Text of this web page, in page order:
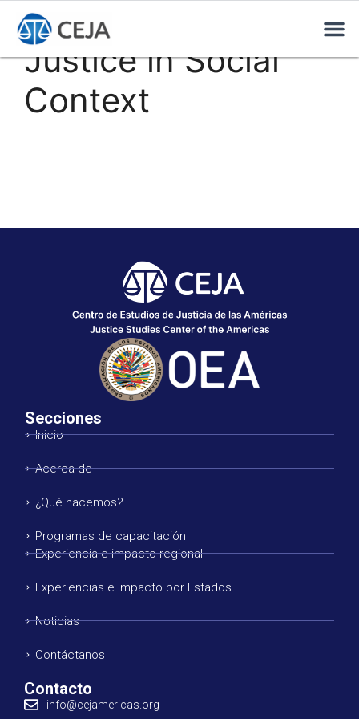
Justice in Social
Context
Secciones
Inicio
Acerca de
¿Qué hacemos?
Programas de capacitación
Experiencia e impacto regional
Experiencias e impacto por Estados
Noticias
Contáctanos
Contacto
info@cejamericas.org